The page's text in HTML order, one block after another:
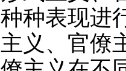
种种表现进
主义、官僚